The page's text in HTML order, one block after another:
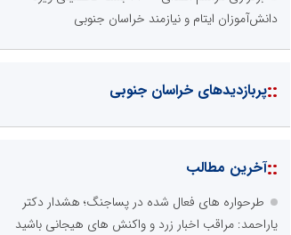
دانش‌آموزان ایتام و نیازمند خراسان‌ جنوبی
::پربازدیدهای خراسان جنوبی
::آخرین مطالب
طرحواره های فعال شده در پساجنگ؛ هشدار دکتر
یاراحمد: مراقب اخبار زرد و واکنش های هیجانی باشید